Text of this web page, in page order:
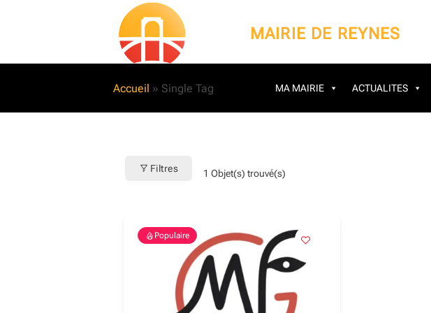
MAIRIE DE REYNES
Accueil » Single Tag MA MAIRIE ACTUALITES
Filtres 1 Objet(s) trouvé(s)
Populaire